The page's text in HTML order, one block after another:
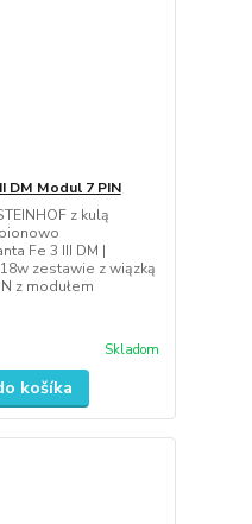
DM Modul 7 PIN
z kulą
Fe 3 III DM |
zestawie z wiązką
z modułem
Skladom
košíka